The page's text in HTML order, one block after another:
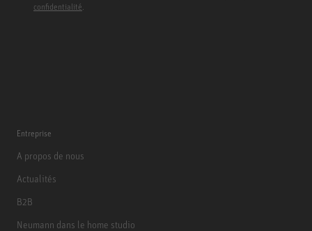
confidentialité
Entreprise
A propos de nous
Actualités
B2B
Neumann dans le home studio